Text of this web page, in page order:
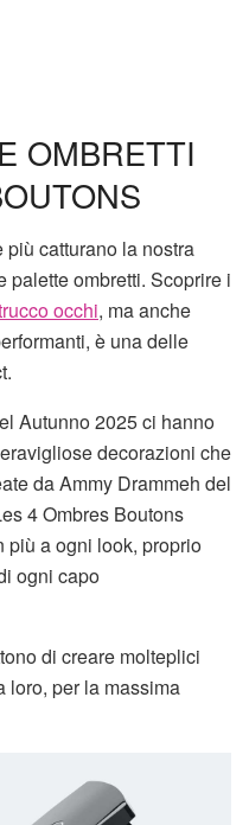
OMBRETTI
più catturano la nostra
palette ombretti. Scoprire i
occhi, ma anche
è una delle
Autunno 2025 ci hanno
decorazioni che
da Ammy Drammeh del
4 Ombres Boutons
più a ogni look, proprio
ogni capo
di creare molteplici
loro, per la massima